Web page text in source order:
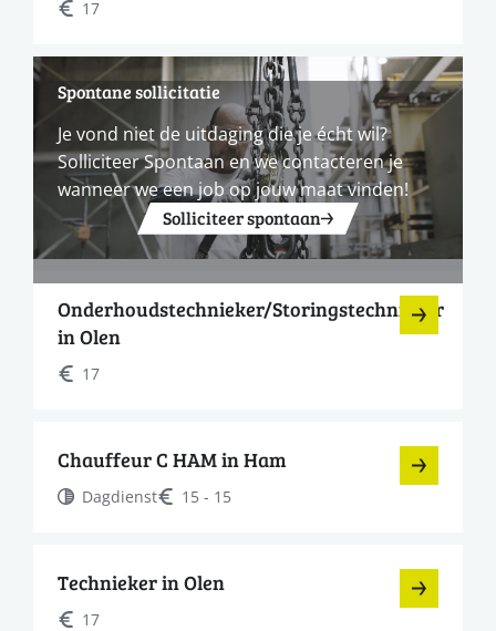
17
Spontane sollicitatie
Je vond niet de uitdaging die je écht wil?
Solliciteer Spontaan en we contacteren je
wanneer we een job op jouw maat vinden!
Solliciteer spontaan
Onderhoudstechnieker/Storingstechnieker
in Olen
17
Chauffeur C HAM in Ham
Dagdienst 15 - 15
Technieker in Olen
17